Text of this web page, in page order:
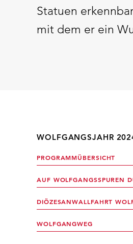
Statuen
mit dem er ein
WOLFGANGSJAHR
PROGRAMMÜBERSICHT
AUF WOLFGANGSSPUREN
DIÖZESANWALLFAHRT
WOLFGANGWEG